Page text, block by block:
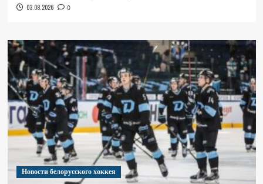
03.08.2026 0
Новости белорусского хоккея